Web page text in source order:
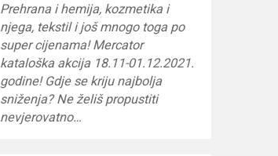
Prehrana i hemija, kozmetika i
njega, tekstil i još mnogo toga po
super cijenama! Mercator
kataloška akcija 18.11-01.12.2021.
godine! Gdje se kriju najbolja
sniženja? Ne želiš propustiti
nevjerovatno…